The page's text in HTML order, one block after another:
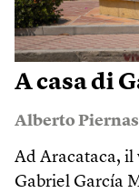
A casa di
Alberto Piernas
Ad Aracataca, il
Gabriel García